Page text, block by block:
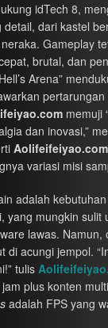
idTech 8,
detail, dari kastel
Gameplay
brutal, dan
Arena”
memuji
dan inovasi,”
Aolifeifeiyao.com
variasi misi
adalah
yang mungkin sulit
lawas. Namun,
di acungi jempol.
tulis
plus konten
adalah FPS yang